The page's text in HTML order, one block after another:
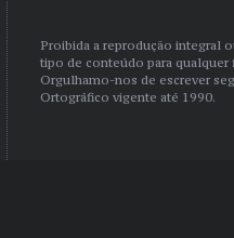
Proibida a reprodução integral
tipo de conteúdo para qualquer
Orgulhamo-nos de escrever
Ortográfico vigente até 1990.